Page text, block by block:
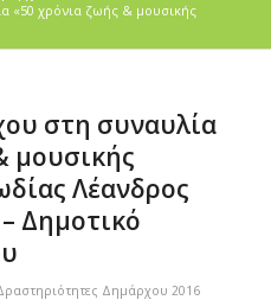
«50 χρόνια ζωής & μουσικής
στη συναυλία
μουσικής
Λέανδρος
Δημοτικό
Δημάρχου 2016